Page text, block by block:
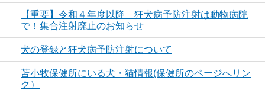
【重要】令和４年度以降 狂犬病予防注射は動物病院
で！集合注射廃止のお知らせ
犬の登録と狂犬病予防注射について
苫小牧保健所にいる犬・猫情報(保健所のページへリン
ク）